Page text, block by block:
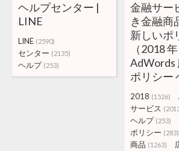
ヘルプセンター |
LINE
LINE (2590)
センター (2135)
ヘルプ (253)
金融サー
き金融商
新しいポ
（2018
AdWords
ポリシー
2018 (1526)
サービス
ヘルプ (253)
ポリシー (283)
商品 (1263)